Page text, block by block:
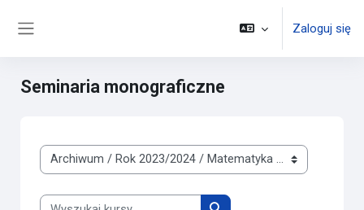
Zaloguj się
Seminaria monograficzne
Kategorie kursów
Wyszukaj kursy